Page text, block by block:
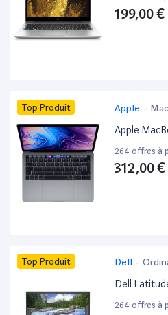
199,00 €
Top Produit Apple -
Apple
264 offres à
312,00 €
Top Produit Dell -
Dell
264 offres à